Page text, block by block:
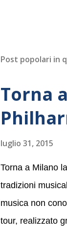
Post popolari in
Torna
luglio 31, 2015
Torna a Milano
tradizioni
musica non
tour, realizzato